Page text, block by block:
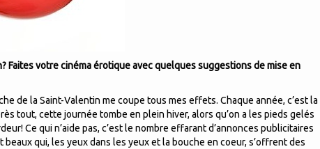
Faites votre cinéma érotique avec quelques suggestions de mise en
de la Saint-Valentin me coupe tous mes effets. Chaque année, c’est la
tout, cette journée tombe en plein hiver, alors qu’on a les pieds gelés
Ce qui n’aide pas, c’est le nombre effarant d’annonces publicitaires
qui, les yeux dans les yeux et la bouche en coeur, s’offrent des